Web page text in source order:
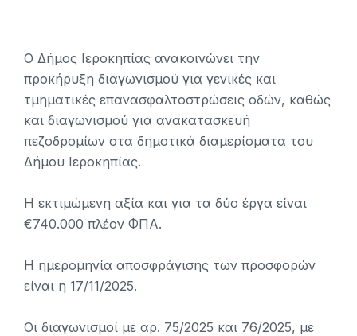
Ο Δήμος Ιεροκηπίας ανακοινώνει την
προκήρυξη διαγωνισμού για γενικές και
τμηματικές επανασφαλτοστρώσεις οδών, καθώς
και διαγωνισμού για ανακατασκευή
πεζοδρομίων στα δημοτικά διαμερίσματα του
Δήμου Ιεροκηπίας.
Η εκτιμώμενη αξία και για τα δύο έργα είναι
€740.000 πλέον ΦΠΑ.
Η ημερομηνία αποσφράγισης των προσφορών
είναι η 17/11/2025.
Οι διαγωνισμοί με αρ. 75/2025 και 76/2025, με